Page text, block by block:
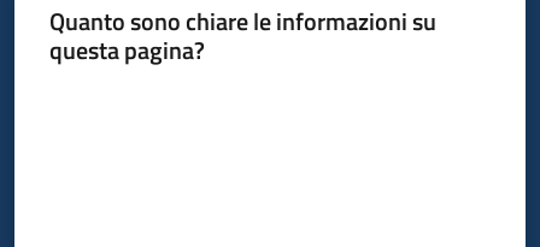
Quanto sono chiare le informazioni su
questa pagina?